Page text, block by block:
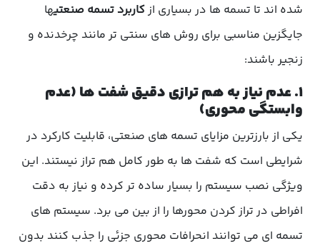
شده اند تا تسمه ها در بسیاری ازکاربرد تسمه صنعتیها
جایگزین مناسبی برای روش های سنتی تر مانند چرخدنده و
زنجیر باشند:
۱. عدم نیاز به هم ترازی دقیق شفت ها (عدم
وابستگی محوری)
یکی از بارزترین مزایای تسمه های صنعتی، قابلیت کارکرد در
شرایطی است که شفت ها به طور کامل هم تراز نیستند. این
ویژگی نصب سیستم را بسیار ساده تر کرده و نیاز به دقت
افراطی در تراز کردن محورها را از بین می برد. سیستم های
تسمه ای می توانند انحرافات محوری جزئی را جذب کنند بدون